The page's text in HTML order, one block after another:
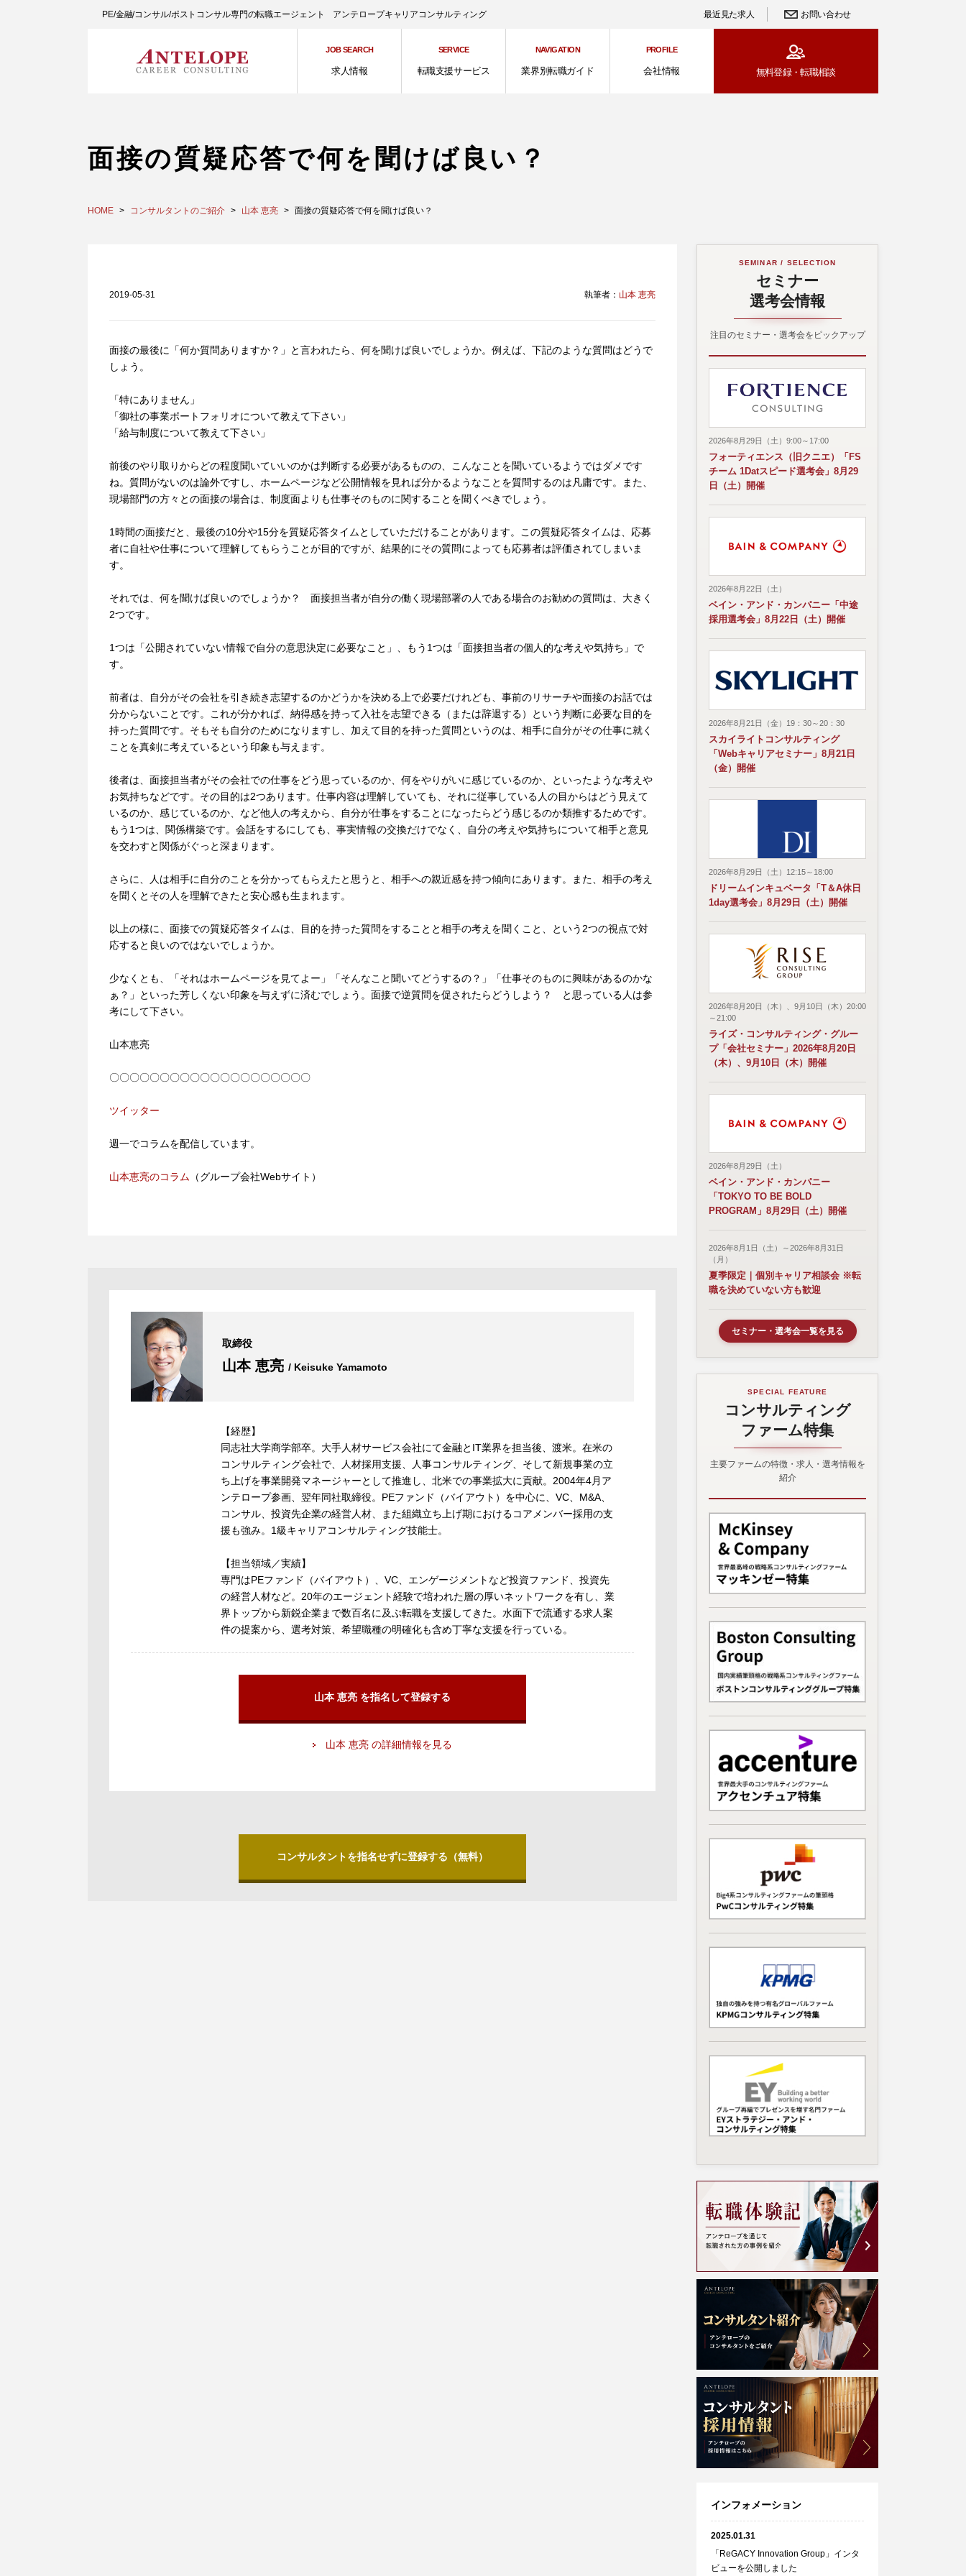
PE/金融/コンサル/ポストコンサル専門の転職エージェント アンテロープキャリアコンサルティング 最近見た求人 お問い合わせ
JOB SEARCH
求人情報
SERVICE
転職支援サービス
NAVIGATION
業界別転職ガイド
PROFILE
会社情報 無料登録・転職相談
面接の質疑応答で何を聞けば良い？
HOME コンサルタントのご紹介 山本 恵亮 面接の質疑応答で何を聞けば良い？
2019-05-31 執筆者： 山本 恵亮
面接の最後に「何か質問ありますか？」と言われたら、何を聞けば良いでしょうか。例えば、下記のような質問はどうで
しょう。
「特にありません」
「御社の事業ポートフォリオについて教えて下さい」
「給与制度について教えて下さい」
前後のやり取りからどの程度聞いていいのかは判断する必要があるものの、こんなことを聞いているようではダメです
ね。質問がないのは論外ですし、ホームページなど公開情報を見れば分かるようなことを質問するのは凡庸です。また、
現場部門の方々との面接の場合は、制度面よりも仕事そのものに関することを聞くべきでしょう。
1時間の面接だと、最後の10分や15分を質疑応答タイムとしていただけることがあります。この質疑応答タイムは、応募
者に自社や仕事について理解してもらうことが目的ですが、結果的にその質問によっても応募者は評価されてしまいま
す。
それでは、何を聞けば良いのでしょうか？ 面接担当者が自分の働く現場部署の人である場合のお勧めの質問は、大きく
2つです。
1つは「公開されていない情報で自分の意思決定に必要なこと」、もう1つは「面接担当者の個人的な考えや気持ち」で
す。
前者は、自分がその会社を引き続き志望するのかどうかを決める上で必要だけれども、事前のリサーチや面接のお話では
分からないことです。これが分かれば、納得感を持って入社を志望できる（または辞退する）という判断に必要な目的を
持った質問です。そもそも自分のためになりますし、加えて目的を持った質問というのは、相手に自分がその仕事に就く
ことを真剣に考えているという印象も与えます。
後者は、面接担当者がその会社での仕事をどう思っているのか、何をやりがいに感じているのか、といったような考えや
お気持ちなどです。その目的は2つあります。仕事内容は理解していても、それに従事している人の目からはどう見えて
いるのか、感じているのか、など他人の考えから、自分が仕事をすることになったらどう感じるのか類推するためです。
もう1つは、関係構築です。会話をするにしても、事実情報の交換だけでなく、自分の考えや気持ちについて相手と意見
を交わすと関係がぐっと深まります。
さらに、人は相手に自分のことを分かってもらえたと思うと、相手への親近感を持つ傾向にあります。また、相手の考え
を聞くとその人を理解できたと安心感も生まれます。
以上の様に、面接での質疑応答タイムは、目的を持った質問をすることと相手の考えを聞くこと、という2つの視点で対
応すると良いのではないでしょうか。
少なくとも、「それはホームページを見てよー」「そんなこと聞いてどうするの？」「仕事そのものに興味があるのかな
ぁ？」といった芳しくない印象を与えずに済むでしょう。面接で逆質問を促されたらどうしよう？ と思っている人は参
考にして下さい。
山本恵亮
〇〇〇〇〇〇〇〇〇〇〇〇〇〇〇〇〇〇〇〇
ツイッター
週一でコラムを配信しています。
山本恵亮のコラム （グループ会社Webサイト）
取締役
山本 恵亮 / Keisuke Yamamoto
【経歴】
同志社大学商学部卒。大手人材サービス会社にて金融とIT業界を担当後、渡米。在米の
コンサルティング会社で、人材採用支援、人事コンサルティング、そして新規事業の立
ち上げを事業開発マネージャーとして推進し、北米での事業拡大に貢献。2004年4月ア
ンテロープ参画、翌年同社取締役。PEファンド（バイアウト）を中心に、VC、M&A、
コンサル、投資先企業の経営人材、また組織立ち上げ期におけるコアメンバー採用の支
援も強み。1級キャリアコンサルティング技能士。
【担当領域／実績】
専門はPEファンド（バイアウト）、VC、エンゲージメントなど投資ファンド、投資先
の経営人材など。20年のエージェント経験で培われた層の厚いネットワークを有し、業
界トップから新鋭企業まで数百名に及ぶ転職を支援してきた。水面下で流通する求人案
件の提案から、選考対策、希望職種の明確化も含め丁寧な支援を行っている。
山本 恵亮 を指名して登録する
山本 恵亮 の詳細情報を見る
コンサルタントを指名せずに登録する（無料）
SEMINAR / SELECTION
セミナー
選考会情報
注目のセミナー・選考会をピックアップ
2026年8月29日（土）9:00～17:00
フォーティエンス（旧クニエ）「FS
チーム 1Datスピード選考会」8月29
日（土）開催
2026年8月22日（土）
ベイン・アンド・カンパニー「中途
採用選考会」8月22日（土）開催
2026年8月21日（金）19：30～20：30
スカイライトコンサルティング
「Webキャリアセミナー」8月21日
（金）開催
2026年8月29日（土）12:15～18:00
ドリームインキュベータ「T＆A休日
1day選考会」8月29日（土）開催
2026年8月20日（木）、9月10日（木）20:00
～21:00
ライズ・コンサルティング・グルー
プ「会社セミナー」2026年8月20日
（木）、9月10日（木）開催
2026年8月29日（土）
ベイン・アンド・カンパニー
「TOKYO TO BE BOLD
PROGRAM」8月29日（土）開催
2026年8月1日（土）～2026年8月31日
（月）
夏季限定｜個別キャリア相談会 ※転
職を決めていない方も歓迎
セミナー・選考会一覧を見る
SPECIAL FEATURE
コンサルティング
ファーム特集
主要ファームの特徴・求人・選考情報を
紹介
インフォメーション
2025.01.31
「ReGACY Innovation Group」インタ
ビューを公開しました